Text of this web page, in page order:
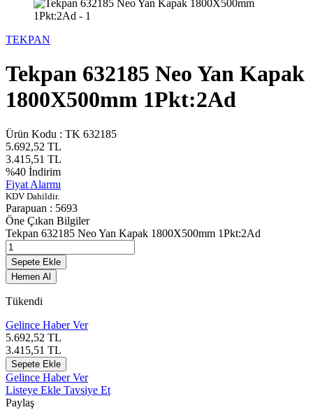
TEKPAN
Tekpan 632185 Neo Yan Kapak
1800X500mm 1Pkt:2Ad
Ürün Kodu : TK 632185
5.692,52 TL
3.415,51 TL
%40 İndirim
Fiyat Alarmı
KDV Dahildir.
Parapuan : 5693
Öne Çıkan Bilgiler
Tekpan 632185 Neo Yan Kapak 1800X500mm 1Pkt:2Ad
Sepete Ekle
Hemen Al
Tükendi
Gelince Haber Ver
5.692,52 TL
3.415,51 TL
Sepete Ekle
Gelince Haber Ver
Listeye Ekle Tavsiye Et
Paylaş